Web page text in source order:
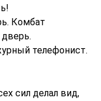
Комбат
телефонист.
сил делал вид,